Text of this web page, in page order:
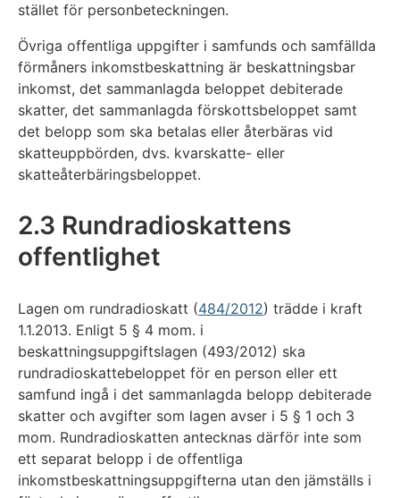
stället för personbeteckningen.
Övriga offentliga uppgifter i samfunds och samfällda
förmåners inkomstbeskattning är beskattningsbar
inkomst, det sammanlagda beloppet debiterade
skatter, det sammanlagda förskottsbeloppet samt
det belopp som ska betalas eller återbäras vid
skatteuppbörden, dvs. kvarskatte- eller
skatteåterbäringsbeloppet.
2.3 Rundradioskattens
offentlighet
Lagen om rundradioskatt (484/2012) trädde i kraft
1.1.2013. Enligt 5 § 4 mom. i
beskattningsuppgiftslagen (493/2012) ska
rundradioskattebeloppet för en person eller ett
samfund ingå i det sammanlagda belopp debiterade
skatter och avgifter som lagen avser i 5 § 1 och 3
mom. Rundradioskatten antecknas därför inte som
ett separat belopp i de offentliga
inkomstbeskattningsuppgifterna utan den jämställs i